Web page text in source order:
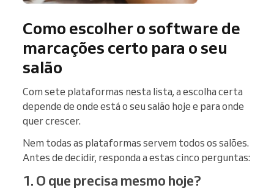
Como escolher o software de
marcações certo para o seu
salão
Com sete plataformas nesta lista, a escolha certa
depende de onde está o seu salão hoje e para onde
quer crescer.
Nem todas as plataformas servem todos os salões.
Antes de decidir, responda a estas cinco perguntas:
1. O que precisa mesmo hoje?